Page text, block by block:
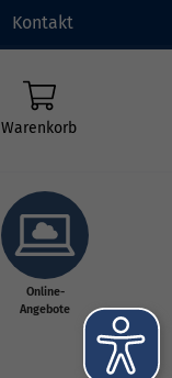
Kontakt
Warenkorb
Online-
Angebote